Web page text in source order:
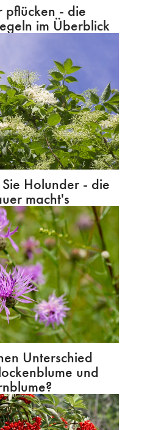
pflücken - die
im Überblick
Holunder - die
macht's
Unterschied
und